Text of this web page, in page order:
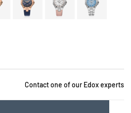
Contact one of our Edox experts